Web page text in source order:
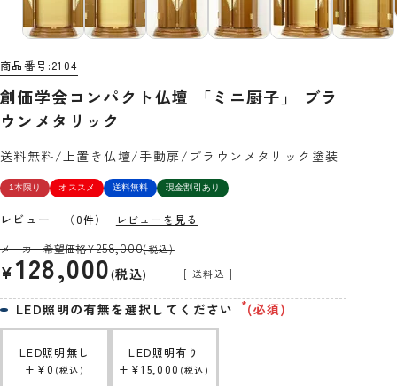
商品番号 2104
創価学会コンパクト仏壇 「ミニ厨子」 ブラ
ウンメタリック
送料無料/上置き仏壇/手動扉/ブラウンメタリック塗装
1本限り オススメ 送料無料 現金割引あり
レビュー （0件）
レビューを見る
メーカー希望価格¥258,000(税込)
¥ 128,000 税込 送料込
LED照明の有無を選択してください (必須)
LED照明無し
+ ¥0 税込
LED照明有り
+ ¥15,000 税込